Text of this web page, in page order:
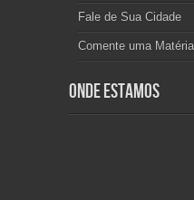
Fale de Sua Cidade
Comente uma Matéria
Onde Estamos